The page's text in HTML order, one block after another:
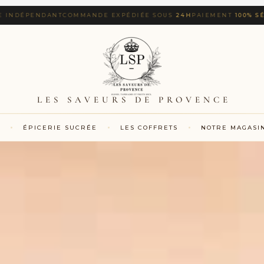
COMMANDE EXPÉDIÉE SOUS24HPAIEMENT100% SÉCURISÉ
LES SAVEURS DE PROVENCE
ÉPICERIE SUCRÉE LES COFFRETS NOTRE MAGASIN